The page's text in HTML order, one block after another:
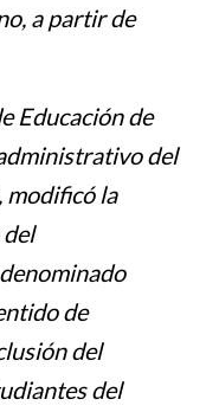
a partir de
Educación de
del
modificó la
de
del
del